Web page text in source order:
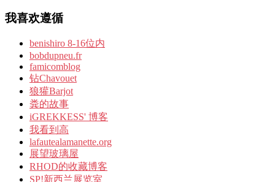
我喜欢遵循
benishiro 8-16位内
bobdupneu.fr
famicomblog
钻Chavouet
狼獾Barjot
粪的故事
iGREKKESS' 博客
我看到高
lafautealamanette.org
展望玻璃屋
RHOD的收藏博客
SP!新西兰展览室